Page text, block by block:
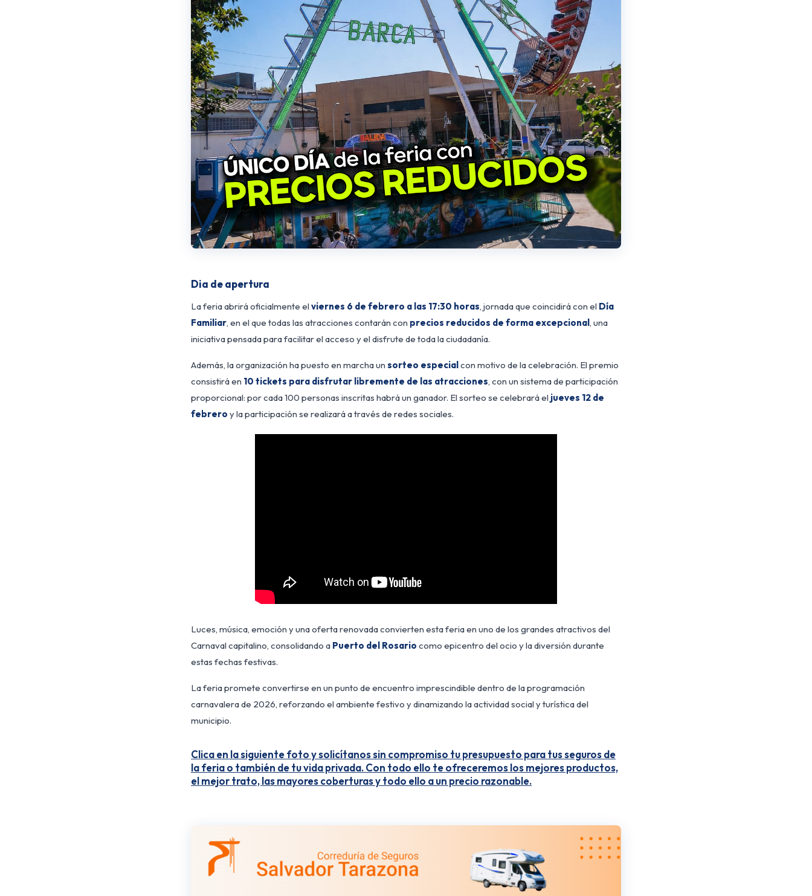
Dia de apertura
La feria abrirá oficialmente el viernes 6 de febrero a las 17:30 horas, jornada que coincidirá con el Día
Familiar, en el que todas las atracciones contarán con precios reducidos de forma excepcional, una
iniciativa pensada para facilitar el acceso y el disfrute de toda la ciudadanía.
Además, la organización ha puesto en marcha un sorteo especialcon motivo de la celebración. El premio
consistirá en 10 tickets para disfrutar libremente de las atracciones, con un sistema de participación
proporcional: por cada 100 personas inscritas habrá un ganador. El sorteo se celebrará el jueves 12 de
febrero y la participación se realizará a través de redes sociales.
Luces, música, emoción y una oferta renovada convierten esta feria en uno de los grandes atractivos del
Carnaval capitalino, consolidando a Puerto del Rosario como epicentro del ocio y la diversión durante
estas fechas festivas.
La feria promete convertirse en un punto de encuentro imprescindible dentro de la programación
carnavalera de 2026, reforzando el ambiente festivo y dinamizando la actividad social y turística del
municipio.
Clica en la siguiente foto y solicítanos sin compromiso tu presupuesto para tus seguros de
la feria o también de tu vida privada. Con todo ello te ofreceremos los mejores productos,
el mejor trato, las mayores coberturas y todo ello a un precio razonable.